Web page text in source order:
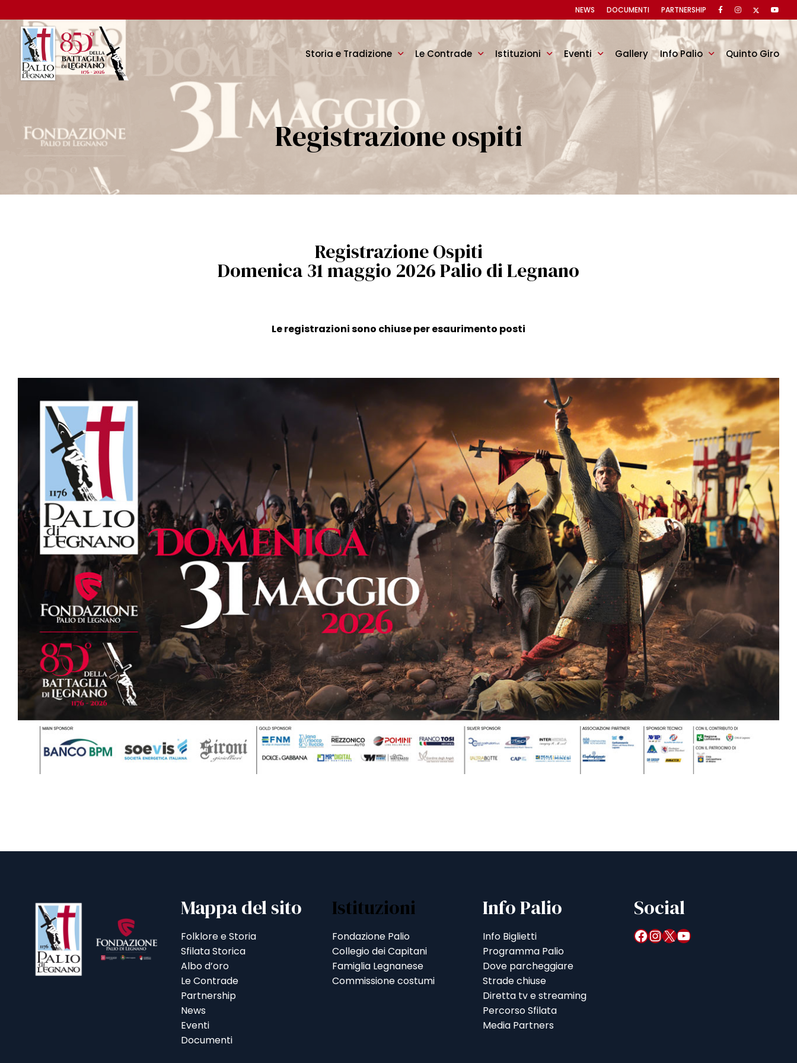
Storia e Tradizione Le Contrade Istituzioni Eventi Gallery Info Palio Quinto Giro
NEWS DOCUMENTI PARTNERSHIP
Registrazione ospiti
Registrazione Ospiti
Domenica 31 maggio 2026 Palio di Legnano
Le registrazioni sono chiuse per esaurimento posti
Mappa del sito
Folklore e Storia
Sfilata Storica
Albo d’oro
Le Contrade
Partnership
News
Eventi
Documenti
Istituzioni
Fondazione Palio
Collegio dei Capitani
Famiglia Legnanese
Commissione costumi
Info Palio
Info Biglietti
Programma Palio
Dove parcheggiare
Strade chiuse
Diretta tv e streaming
Percorso Sfilata
Media Partners
Social
Facebook InstagramX YouTube